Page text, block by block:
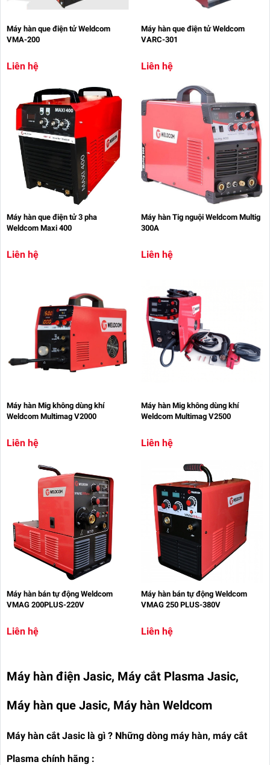
Máy hàn que điện tử Weldcom
VMA-200
Liên hệ
Máy hàn que điện tử Weldcom
VARC-301
Liên hệ
Máy hàn que điện tử 3 pha
Weldcom Maxi 400
Liên hệ
Máy hàn Tig nguội Weldcom Multig
300A
Liên hệ
Máy hàn Mig không dùng khí
Weldcom Multimag V2000
Liên hệ
Máy hàn Mig không dùng khí
Weldcom Multimag V2500
Liên hệ
Máy hàn bán tự động Weldcom
VMAG 200PLUS-220V
Liên hệ
Máy hàn bán tự động Weldcom
VMAG 250 PLUS-380V
Liên hệ
Máy hàn điện Jasic, Máy cắt Plasma Jasic,
Máy hàn que Jasic, Máy hàn Weldcom
Máy hàn cắt Jasic là gì ? Những dòng máy hàn, máy cắt
Plasma chính hãng :